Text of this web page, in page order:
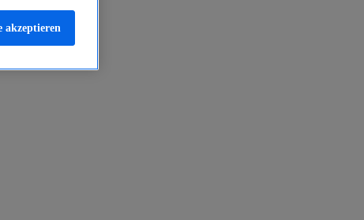
akzeptieren